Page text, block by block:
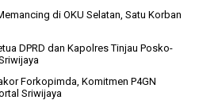
di OKU Selatan, Satu Korban
DPRD dan Kapolres Tinjau Posko-
Forkopimda, Komitmen P4GN
Sriwijaya